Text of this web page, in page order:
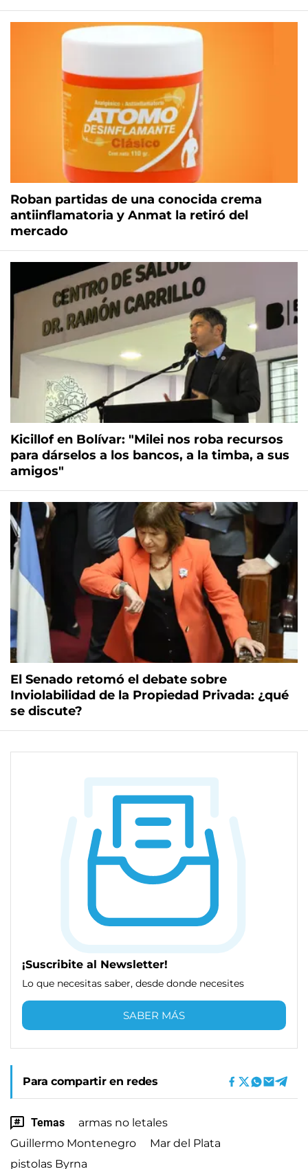
Roban partidas de una conocida crema
antiinflamatoria y Anmat la retiró del
mercado
Kicillof en Bolívar: "Milei nos roba recursos
para dárselos a los bancos, a la timba, a sus
amigos"
El Senado retomó el debate sobre
Inviolabilidad de la Propiedad Privada: ¿qué
se discute?
¡Suscribite al Newsletter!
Lo que necesitas saber, desde donde necesites
SABER MÁS
Para compartir en redes
Temas
armas no letales
Guillermo Montenegro
Mar del Plata
pistolas Byrna